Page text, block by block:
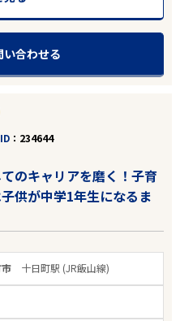
い合わせる
234644
のキャリアを磨く！子育
供が中学1年生になるま
市 十日町駅 (JR飯山線)